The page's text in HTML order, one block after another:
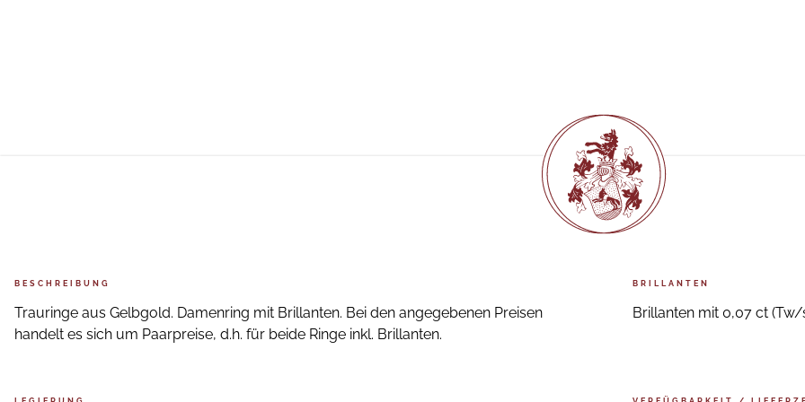
BESCHREIBUNG
Trauringe aus Gelbgold. Damenring mit Brillanten. Bei den angegebenen Preisen
handelt es sich um Paarpreise, d.h. für beide Ringe inkl. Brillanten.
BRILLANTEN
Brillanten mit 0,07 ct (Tw/